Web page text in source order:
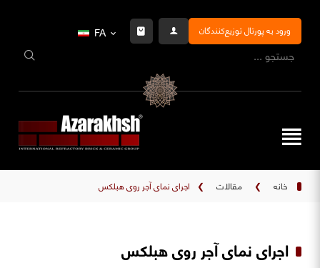
ورود به پورتال توزیع‌کنندگان FA
خانه ❯ مقالات ❯ اجرای نمای آجر روی هبلکس
اجرای نمای آجر روی هبلکس